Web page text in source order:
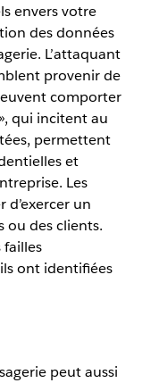
envers votre
des données
L’attaquant
provenir de
comporter
qui incitent au
permettent
et
Les
un
ou des clients.
ont identifiées
peut aussi